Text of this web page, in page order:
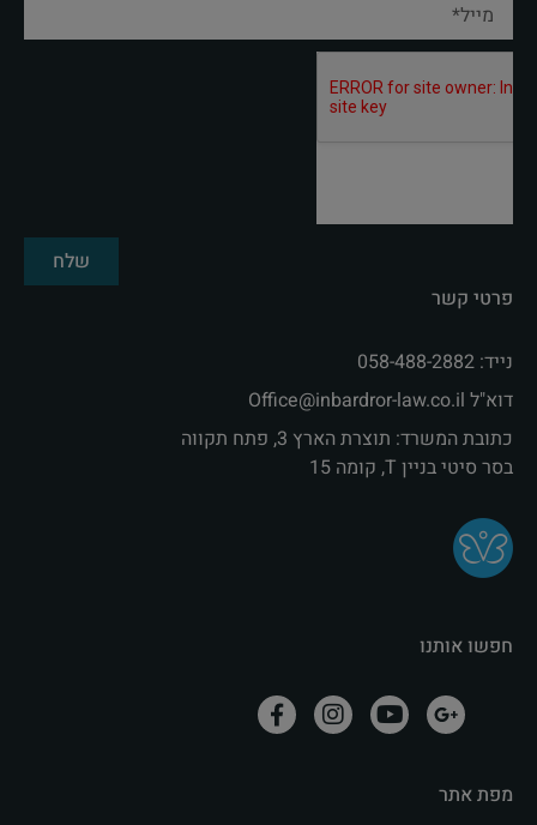
מפת אתר
חפשו אותנו
פרטי קשר
נייד: 058-488-2882
דוא"ל Office@inbardror-law.co.il‏
כתובת המשרד: תוצרת הארץ 3, פתח תקווה
בסר סיטי בניין T, קומה 15
שלח